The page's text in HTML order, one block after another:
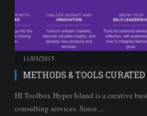
11/03/2015
METHODS & TOOLS
HI Toolbox Hyper Island is a creative
consulting services. Since…